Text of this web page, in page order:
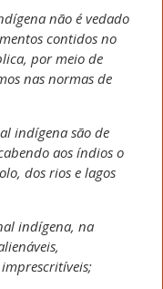
não é vedado
contidos no
por meio de
nas normas de
indígena são de
aos índios o
dos rios e lagos
indígena, na